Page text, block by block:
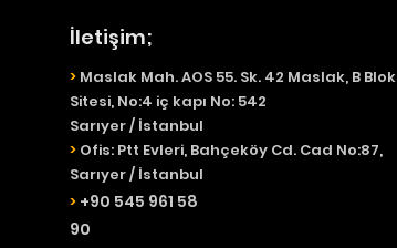
İletişim;
> Maslak Mah. AOS 55. Sk. 42 Maslak, B Blok
Sitesi, No:4 iç kapı No: 542
Sarıyer / İstanbul
> Ofis: Ptt Evleri, Bahçeköy Cd. Cad No:87,
Sarıyer / İstanbul
> +90 545 961 58
90